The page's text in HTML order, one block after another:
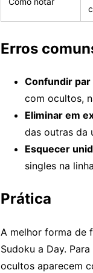
Erros
Confundir
com ocultos,
Eliminar em
das outras da
Esquecer
singles na
Prática
A melhor forma de
Sudoku a Day.
ocultos aparecem